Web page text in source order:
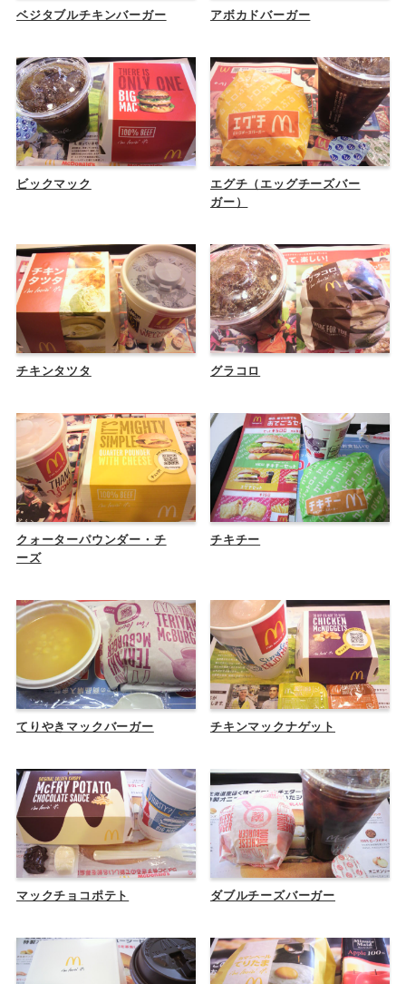
ベジタブルチキンバーガー アボカドバーガー
ビックマック
エグチ（エッグチーズバー
ガー）
チキンタツタ グラコロ
クォーターパウンダー・チ
ーズ
チキチー
てりやきマックバーガー チキンマックナゲット
マックチョコポテト ダブルチーズバーガー